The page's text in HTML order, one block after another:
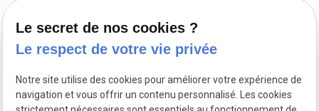
Ordre national des Pédicures-podologues
60 rue du Bel Air59790 RONCHIN
Le secret de nos cookies ?
Le respect de votre vie privée
Notre site utilise des cookies pour améliorer votre expérience de
navigation et vous offrir un contenu personnalisé. Les cookies